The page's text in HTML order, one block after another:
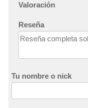
Valoración
Reseña
Tu nombre o nick